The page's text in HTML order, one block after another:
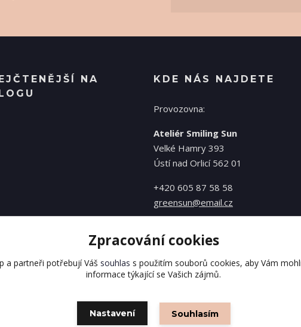
NA
KDE NÁS NAJDETE
Provozovna:
Ateliér Smiling Sun
Velké Hamry 393
Ústí nad Orlicí 562 01
+420 605 87 58 58
greensun@email.cz
Zpracování cookies
a partneři potřebují Váš souhlas s použitím souborů cookies, aby Vám
informace týkající se Vašich zájmů.
Nastavení Souhlasím